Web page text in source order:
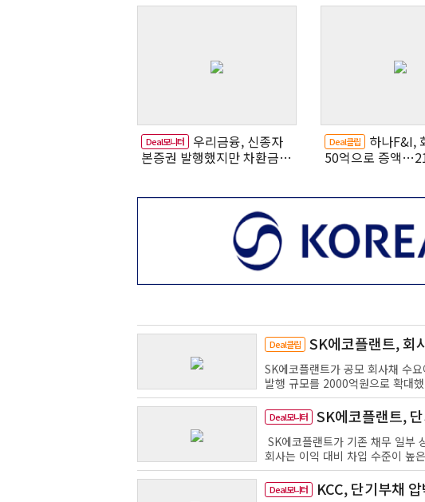
Deal모니터
우리금융, 신종자
본증권 발행했지만 차환금리
Deal클립
하나F&I,
50억으로 증액
Deal클립 SK에코플랜트, 회
SK에코플랜트가 공모 회사채 수
발행 규모를 2000억원으로 확대
Deal모니터 SK에코플랜트,
SK에코플랜트가 기존 채무 일부
회사는 이익 대비 차입 수준이 높
Deal모니터 KCC, 단기부채